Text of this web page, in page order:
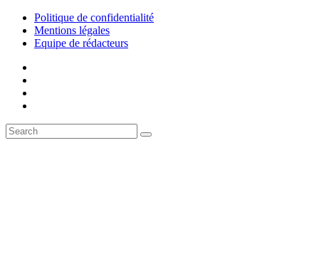
Politique de confidentialité
Mentions légales
Equipe de rédacteurs